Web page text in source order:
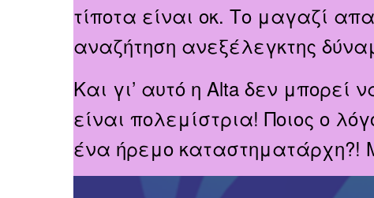
τίποτα είναι οκ. Το μαγαζί
αναζήτηση ανεξέλεγκτης
Και γι’ αυτό η Alta δεν μπορεί
είναι πολεμίστρια! Ποιος ο
ένα ήρεμο καταστηματάρχη?!